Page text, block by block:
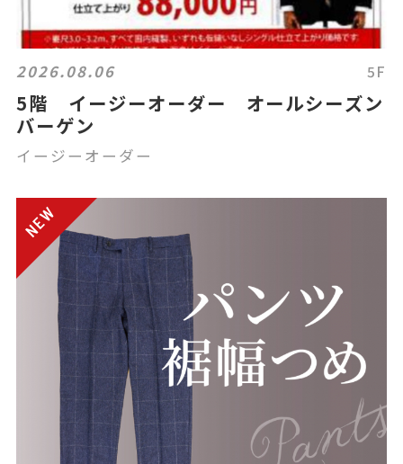
2026.08.06 5F
5階 イージーオーダー オールシーズン
バーゲン
イージーオーダー